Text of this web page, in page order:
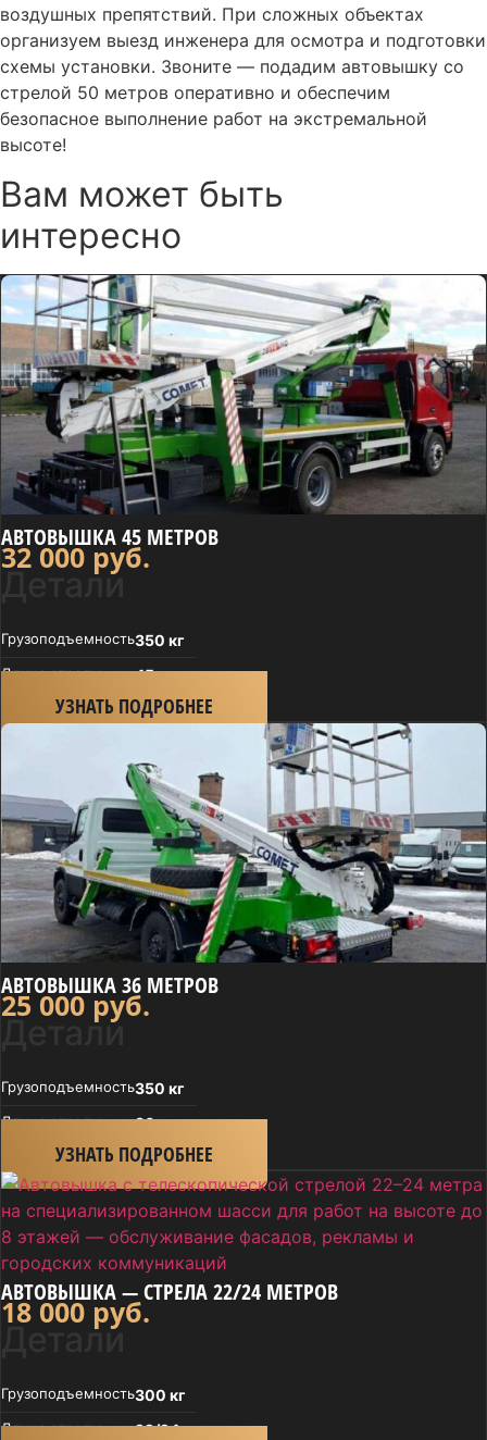
воздушных препятствий. При сложных объектах
организуем выезд инженера для осмотра и подготовки
схемы установки. Звоните — подадим автовышку со
стрелой 50 метров оперативно и обеспечим
безопасное выполнение работ на экстремальной
высоте!
Вам может быть
интересно
АВТОВЫШКА 45 МЕТРОВ
32 000руб.
Детали
Грузоподъем­ность350 кг
Длина стрелы 45 м
УЗНАТЬ ПОДРОБНЕЕ
АВТОВЫШКА 36 МЕТРОВ
25 000руб.
Детали
Грузоподъем­ность350 кг
Длина стрелы 36 м
УЗНАТЬ ПОДРОБНЕЕ
АВТОВЫШКА — СТРЕЛА 22/24 МЕТРОВ
18 000руб.
Детали
Грузоподъем­ность300 кг
Длина стрелы 22/24